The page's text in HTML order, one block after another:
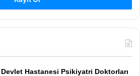
Hastanesi Psikiyatri Doktorları